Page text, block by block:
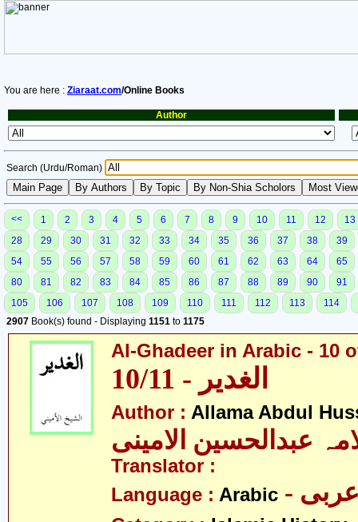
You are here : Ziaraat.com/Online Books
Author
Search (Urdu/Roman)
<< 1 2 3 4 5 6 7 8 9 10 11 12
13
28
29 30 31 32 33 34 35 36 37 38
39
54
55 56 57 58 59 60 61 62 63 64
65
80
81 82 83 84 85 86 87 88 89 90
91
105
106 107 108 109 110 111 112 113
114
2907 Book(s) found - Displaying 1151 to 1175
Al-Ghadeer in Arabic - 10
10/11 - الغدیر
Author : Allama Abdul
عبدالحسین الامینی
Translator :
Language : Arabic عربی